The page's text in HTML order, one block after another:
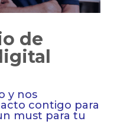
de
y nos
contigo para
must para tu